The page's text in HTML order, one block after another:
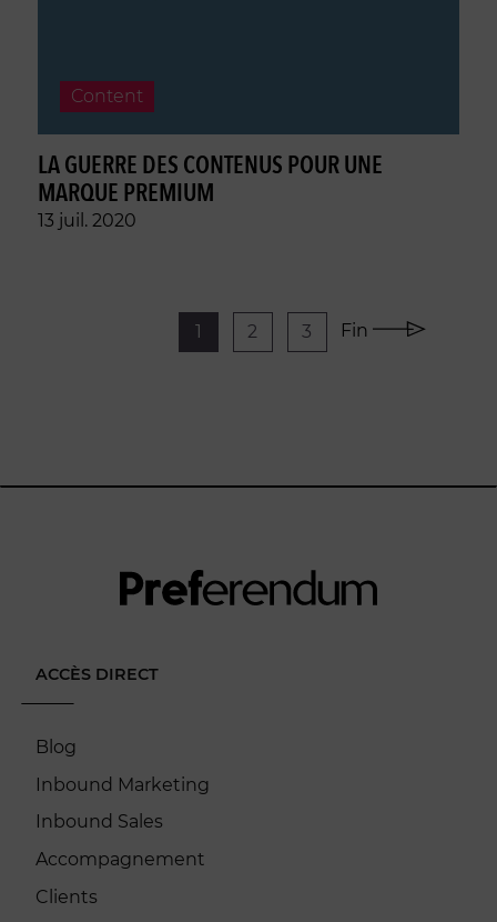
Content
LA GUERRE DES CONTENUS POUR UNE
MARQUE PREMIUM
13 juil. 2020
1 2 3 Fin
ACCÈS DIRECT
Blog
Inbound Marketing
Inbound Sales
Accompagnement
Clients